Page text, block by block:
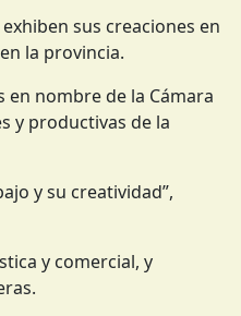
sus creaciones en
la provincia.
nombre de la Cámara
y productivas de la
y su creatividad”,
y comercial, y